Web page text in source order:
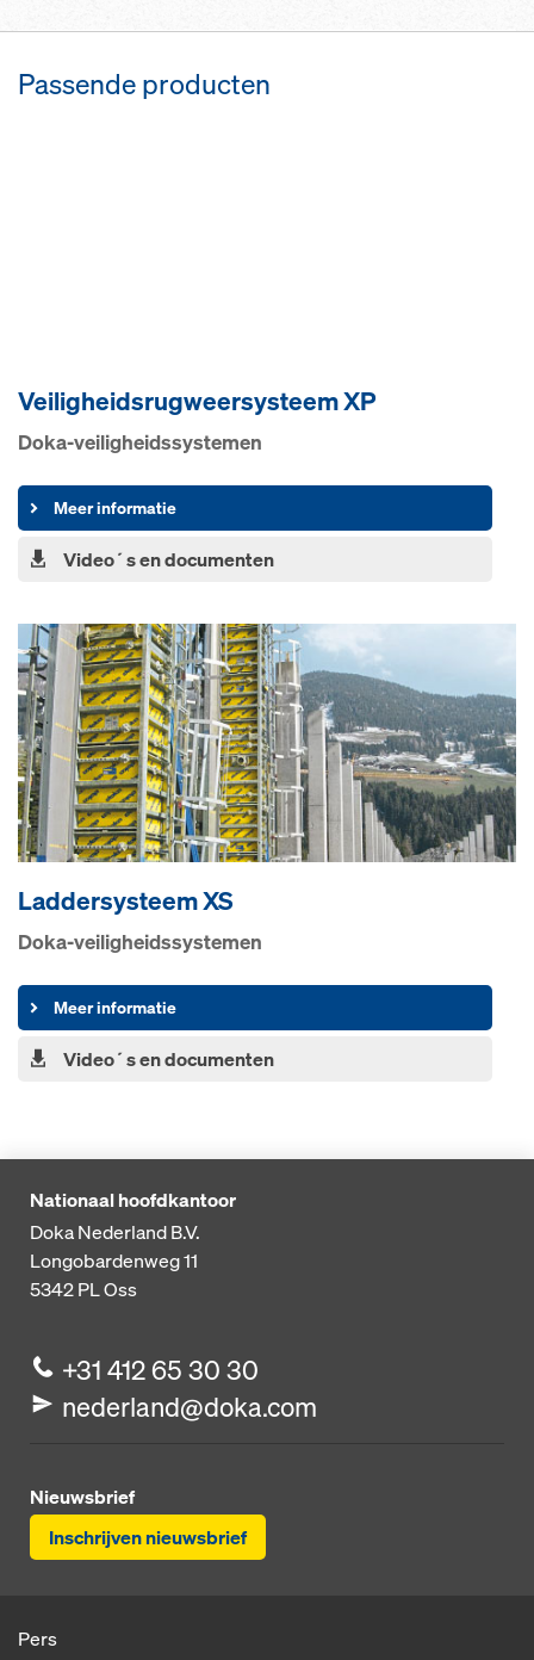
Passende producten
Veiligheids­rugweersysteem XP
Doka-vei­lig­heids­sys­te­men
Meer informatie
Video´s en documenten
Lad­der­sys­teem XS
Doka-vei­lig­heids­sys­te­men
Meer informatie
Video´s en documenten
Nationaal hoofdkantoor
Doka Nederland B.V.
Longobardenweg 11
5342 PLOss
+31 412 65 30 30
nederland@doka.com
Nieuwsbrief
Inschrijven nieuwsbrief
Pers